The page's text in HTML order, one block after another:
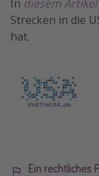
In diesem Artikel
Strecken in die
hat.
Ein rechtliches